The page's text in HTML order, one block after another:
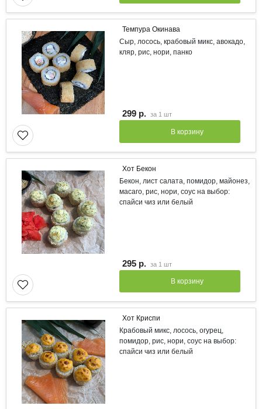
Темпура Окинава
Сыр, лосось, крабовый микс, авокадо,
кляр, рис, нори, панко
299 р. за 1 шт
В корзину
Хот Бекон
Бекон, лист салата, помидор, майонез,
масаго, рис, нори, соус на выбор:
спайси чиз или белый
295 р. за 1 шт
В корзину
Хот Криспи
Крабовый микс, лосось, огурец,
помидор, рис, нори, соус на выбор:
спайси чиз или белый